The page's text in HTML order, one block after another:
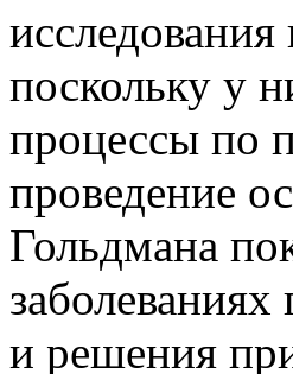
поскольку у
процессы по
проведение
Гольдмана
заболеваниях
и решения